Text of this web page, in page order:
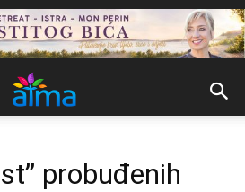
probuđenih